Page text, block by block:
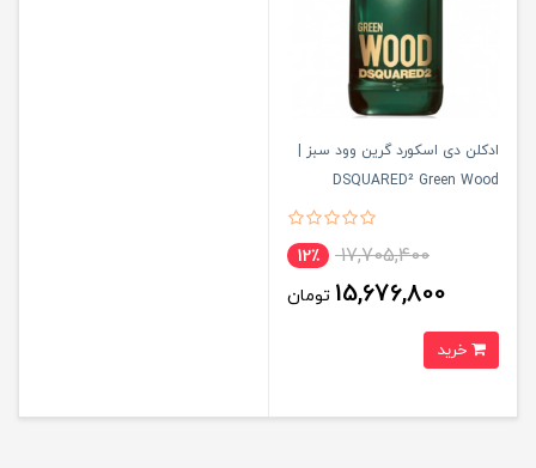
ادکلن دی اسکورد گرین وود سبز |
DSQUARED² Green Wood
17,705,400 12٪
15,676,800 تومان